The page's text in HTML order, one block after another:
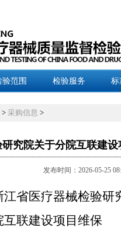
验范围 检验服务 标
> 采购信息 >
究院关于分院互联建设
发布时间：2026-05-25
省医疗器械检验研
联建设项目维保